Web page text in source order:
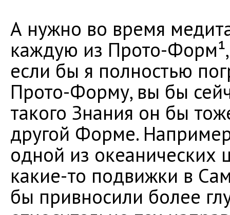
А нужно во время
каждую из Прото-
если бы я полностью
Прото-Форму, вы бы
такого Знания он бы
другой Форме.
одной из океанических
какие-то подвижки в
бы привносили более